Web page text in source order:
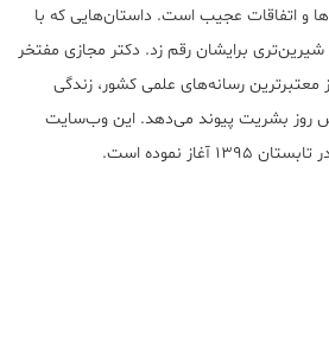
و اتفاقات عجیب است. داستان‌هایی که با
برایشان رقم زد. دکتر مجازی مفتخر
معتبر‌ترین رسانه‌های علمی کشور، زندگی
روز بشریت پیوند می‌دهد. این وب‌سایت
آغاز نموده است.